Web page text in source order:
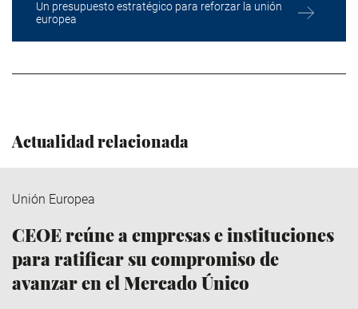
Un presupuesto estratégico para reforzar la unión
europea
Actualidad relacionada
Unión Europea
CEOE reúne a empresas e instituciones
para ratificar su compromiso de
avanzar en el Mercado Único